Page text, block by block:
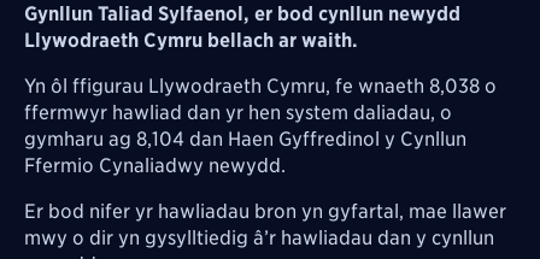
Gynllun Taliad Sylfaenol, er bod cynllun newydd
Llywodraeth Cymru bellach ar waith.
Yn ôl ffigurau Llywodraeth Cymru, fe wnaeth 8,038 o
ffermwyr hawliad dan yr hen system daliadau, o
gymharu ag 8,104 dan Haen Gyffredinol y Cynllun
Ffermio Cynaliadwy newydd.
Er bod nifer yr hawliadau bron yn gyfartal, mae llawer
mwy o dir yn gysylltiedig â’r hawliadau dan y cynllun